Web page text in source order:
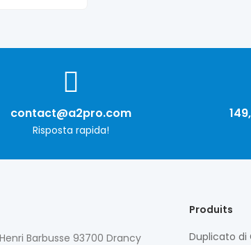
contact@a2pro.com
Risposta rapida!
Barbusse 93700 Drancy
Produits
Duplicato di